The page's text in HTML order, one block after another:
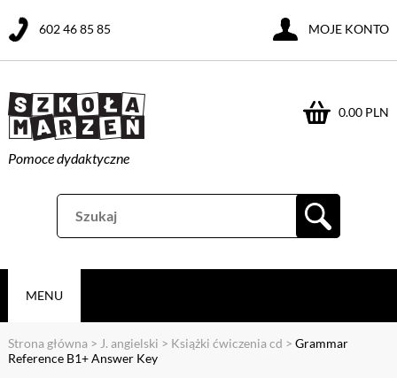
Pomoce dydaktyczne
0.00 PLN
602 46 85 85 MOJE KONTO
MENU
Strona główna > J. angielski > Książki ćwiczenia cd > Grammar
Reference B1+ Answer Key